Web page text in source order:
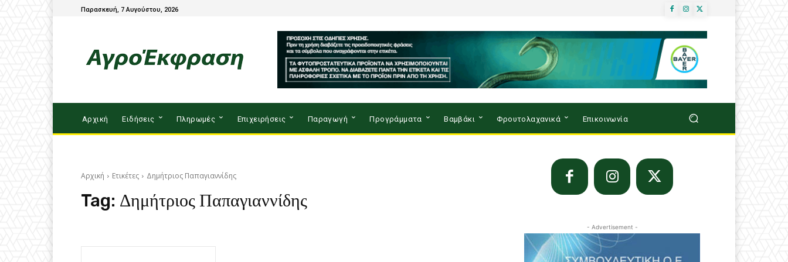
Παρασκευή, 7 Αυγούστου, 2026
Αρχική Ειδήσεις Πληρωμές Επιχειρήσεις Παραγωγή Προγράμματα Βαμβάκι Φρουτολαχανικά Επικοινωνία
Αρχική Ετικέτες Δημήτριος Παπαγιαννίδης
Tag: Δημήτριος Παπαγιαννίδης
- Advertisement -